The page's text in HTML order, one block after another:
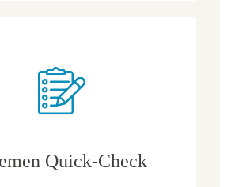
Quick-Check